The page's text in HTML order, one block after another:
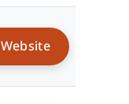
Website